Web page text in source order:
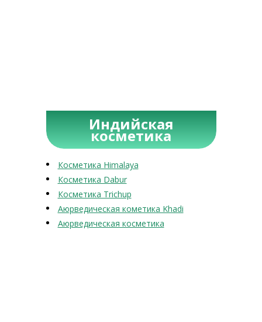
Индийская
косметика
Косметика Himalaya
Косметика Dabur
Косметика Trichup
Аюрведическая кометика Khadi
Аюрведическая косметика